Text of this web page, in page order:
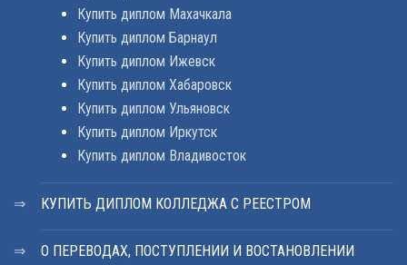
Купить диплом Махачкала
Купить диплом Барнаул
Купить диплом Ижевск
Купить диплом Хабаровск
Купить диплом Ульяновск
Купить диплом Иркутск
Купить диплом Владивосток
КУПИТЬ ДИПЛОМ КОЛЛЕДЖА С РЕЕСТРОМ
О ПЕРЕВОДАХ, ПОСТУПЛЕНИИ И ВОСТАНОВЛЕНИИ